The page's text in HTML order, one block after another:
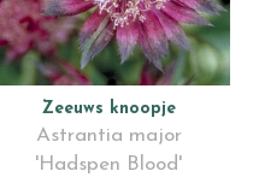
Zeeuws knoopje
Astrantia major
'Hadspen Blood'